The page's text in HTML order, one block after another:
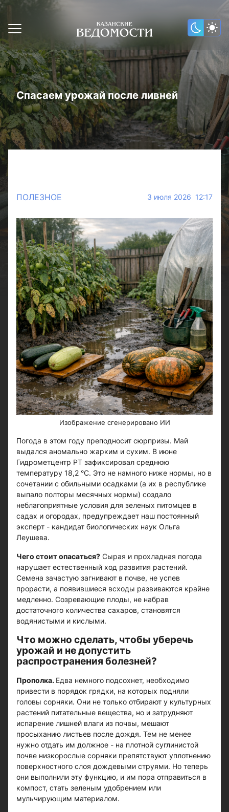
Спасаем урожай после ливней
ПОЛЕЗНОЕ 3 июля 2026 12:17
Изображение сгенерировано ИИ
Погода в этом году преподносит сюрпризы. Май
выдался аномально жарким и сухим. В июне
Гидрометцентр РТ зафиксировал среднюю
температуру 18,2 °С. Это не намного ниже нормы, но в
сочетании с обильными осадками (а их в республике
выпало полторы месячных нормы) создало
неблагоприятные условия для зеленых питомцев в
садах и огородах, предупреждает наш постоянный
эксперт - кандидат биологических наук Ольга
Леушева.
Чего стоит опасаться? Сырая и прохладная погода
нарушает естественный ход развития растений.
Семена зачастую загнивают в почве, не успев
прорасти, а появившиеся всходы развиваются крайне
медленно. Созревающие плоды, не набрав
достаточного количества сахаров, становятся
водянистыми и кислыми.
Что можно сделать, чтобы уберечь
урожай и не допустить
распространения болезней?
Прополка. Едва немного подсохнет, необходимо
привести в порядок грядки, на которых подняли
головы сорняки. Они не только отбирают у культурных
растений питательные вещества, но и затрудняют
испарение лишней влаги из почвы, мешают
просыханию листьев после дождя. Тем не менее
нужно отдать им должное - на плотной суглинистой
почве низкорослые сорняки препятствуют уплотнению
поверхностного слоя дождевыми струями. Но теперь
они выполнили эту функцию, и им пора отправиться в
компост, стать зеленым удобрением или
мульчирующим материалом.